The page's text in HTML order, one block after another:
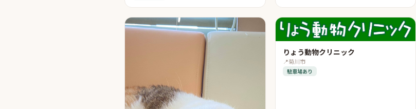
りょう動物クリニック
📍菊川市
駐車場あり